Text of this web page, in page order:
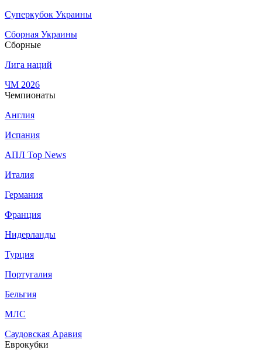
Суперкубок Украины
Сборная Украины
Сборные
Лига наций
ЧМ 2026
Чемпионаты
Англия
Испания
АПЛ Top News
Италия
Германия
Франция
Нидерланды
Турция
Португалия
Бельгия
МЛС
Саудовская Аравия
Еврокубки